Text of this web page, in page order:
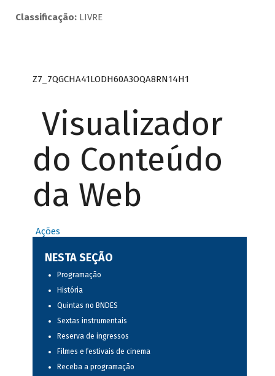
Classificação:LIVRE
Z7_7QGCHA41LODH60A3OQA8RN14H1
Visualizador
do Conteúdo
da Web
Ações
NESTA SEÇÃO
Programação
História
Quintas no BNDES
Sextas instrumentais
Reserva de ingressos
Filmes e festivais de cinema
Receba a programação